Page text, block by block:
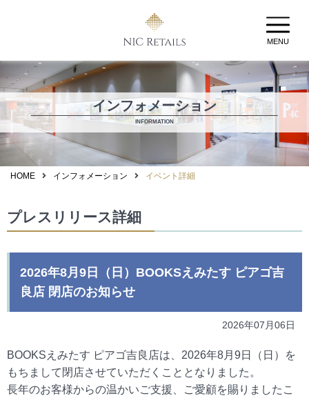
MENU
インフォメーション
INFORMATION
HOME インフォメーション イベント詳細
プレスリリース詳細
2026年8月9日（日）BOOKSえみたす ピアゴ吉
良店 閉店のお知らせ
2026年07月06日
BOOKSえみたす ピアゴ吉良店は、2026年8月9日（日）を
もちまして閉店させていただくこととなりました。
長年のお客様からの温かいご支援、ご愛顧を賜りましたこ